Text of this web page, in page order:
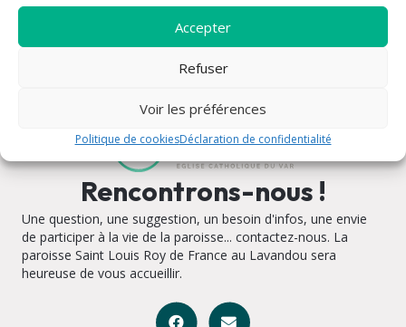
Accepter
Refuser
Voir les préférences
Politique de cookiesDéclaration de confidentialité
Rencontrons-nous !
Une question, une suggestion, un besoin d'infos, une envie
de participer à la vie de la paroisse... contactez-nous. La
paroisse Saint Louis Roy de France au Lavandou sera
heureuse de vous accueillir.